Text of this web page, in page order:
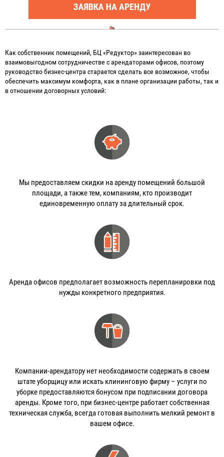
Как собственник помещений, БЦ «Редуктор» заинтересован во
взаимовыгодном сотрудничестве с арендаторами офисов, поэтому
руководство бизнес-центра старается сделать все возможное, чтобы
обеспечить максимум комфорта, как в плане организации работы, так и
в отношении договорных условий:
Мы предоставляем скидки на аренду помещений большой
площади, а также тем, компаниям, кто производит
единовременную оплату за длительный срок.
Аренда офисов предполагает возможность перепланировки под
нужды конкретного предприятия.
Компании-арендатору нет необходимости содержать в своем
штате уборщицу или искать клининговую фирму – услуги по
уборке предоставляются бонусом при подписании договора
аренды. Кроме того, при бизнес-центре работает собственная
техническая служба, всегда готовая выполнить мелкий ремонт в
вашем офисе.